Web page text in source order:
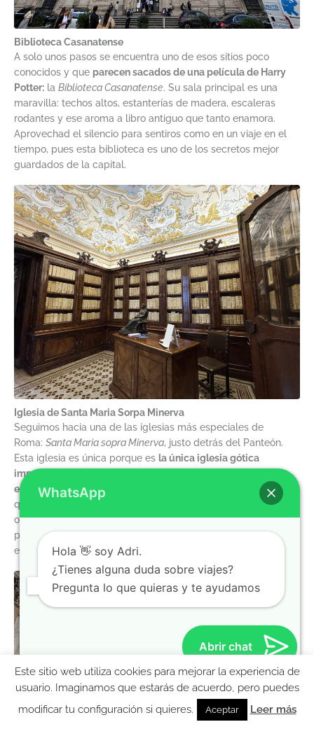
Biblioteca Casanatense
A solo unos pasos se encuentra uno de esos sitios poco
conocidos y que parecen sacados de una película de Harry
Potter: la Biblioteca Casanatense. Su sala principal es una
maravilla: techos altos, estanterías de madera, escaleras
rodantes y ese aroma a libro antiguo que tanto enamora.
Aprovechad el silencio para sentiros como en un viaje en el
tiempo, pues esta biblioteca es uno de los secretos mejor
guardados de la capital.
Iglesia de Santa Maria Sorpa Minerva
Seguimos hacia una de las iglesias más especiales de
Roma: Santa Maria sopra Minerva, justo detrás del Panteón.
Esta iglesia es única porque es la única iglesia gótica
importante
escultura de Miguel Ángel
) y unas vidrieras
que contrastan con el típico estilo barroco romano. No
olvidéis admirar el curioso elefante de Bernini que adorna la
plaza de entrada. Es uno de esos detalles de Roma que
enamoran.
Este sitio web utiliza cookies para mejorar la experiencia de
usuario. Imaginamos que estarás de acuerdo, pero puedes
modificar tu configuración si quieres.
Aceptar Leer más
WhatsApp
Hola 👋 soy Adri.
¿Tienes alguna duda sobre viajes?
Pregunta lo que quieras y te ayudamos
Abrir chat
MolaViajar